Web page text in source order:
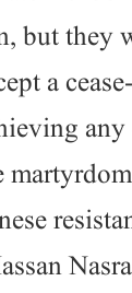
but they
a
any